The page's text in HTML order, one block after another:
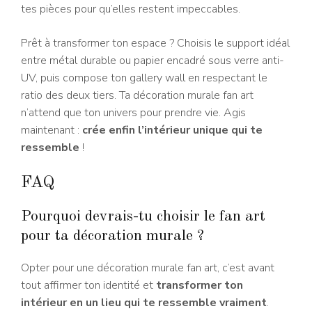
tes pièces pour qu’elles restent impeccables.
Prêt à transformer ton espace ? Choisis le support idéal
entre métal durable ou papier encadré sous verre anti-
UV, puis compose ton gallery wall en respectant le
ratio des deux tiers. Ta décoration murale fan art
n’attend que ton univers pour prendre vie. Agis
maintenant : crée enfin l’intérieur unique qui te
ressemble !
FAQ
Pourquoi devrais-tu choisir le fan art
pour ta décoration murale ?
Opter pour une décoration murale fan art, c’est avant
tout affirmer ton identité et transformer ton
intérieur en un lieu qui te ressemble vraiment.